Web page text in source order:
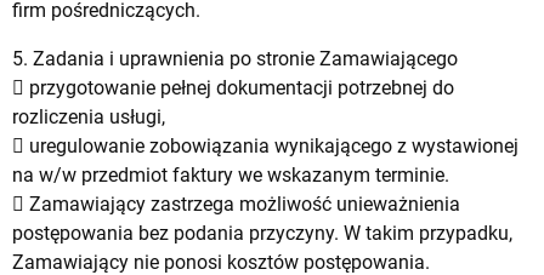
firm pośredniczących.
5. Zadania i uprawnienia po stronie Zamawiającego
 przygotowanie pełnej dokumentacji potrzebnej do
rozliczenia usługi,
 uregulowanie zobowiązania wynikającego z wystawionej
na w/w przedmiot faktury we wskazanym terminie.
 Zamawiający zastrzega możliwość unieważnienia
postępowania bez podania przyczyny. W takim przypadku,
Zamawiający nie ponosi kosztów postępowania.